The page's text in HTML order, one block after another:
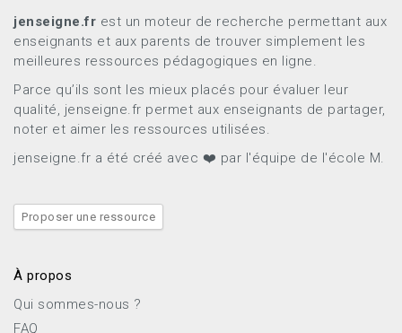
jenseigne.fr est un moteur de recherche permettant aux
enseignants et aux parents de trouver simplement les
meilleures ressources pédagogiques en ligne.
Parce qu’ils sont les mieux placés pour évaluer leur
qualité, jenseigne.fr permet aux enseignants de partager,
noter et aimer les ressources utilisées.
jenseigne.fr a été créé avec ❤️ par l'équipe de l'école M.
Proposer une ressource
À propos
Qui sommes-nous ?
FAQ